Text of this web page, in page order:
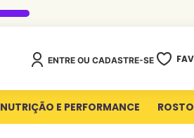
ENTRE OU CADASTRE-SE
NUTRIÇÃO E PERFORMANCE ROSTO